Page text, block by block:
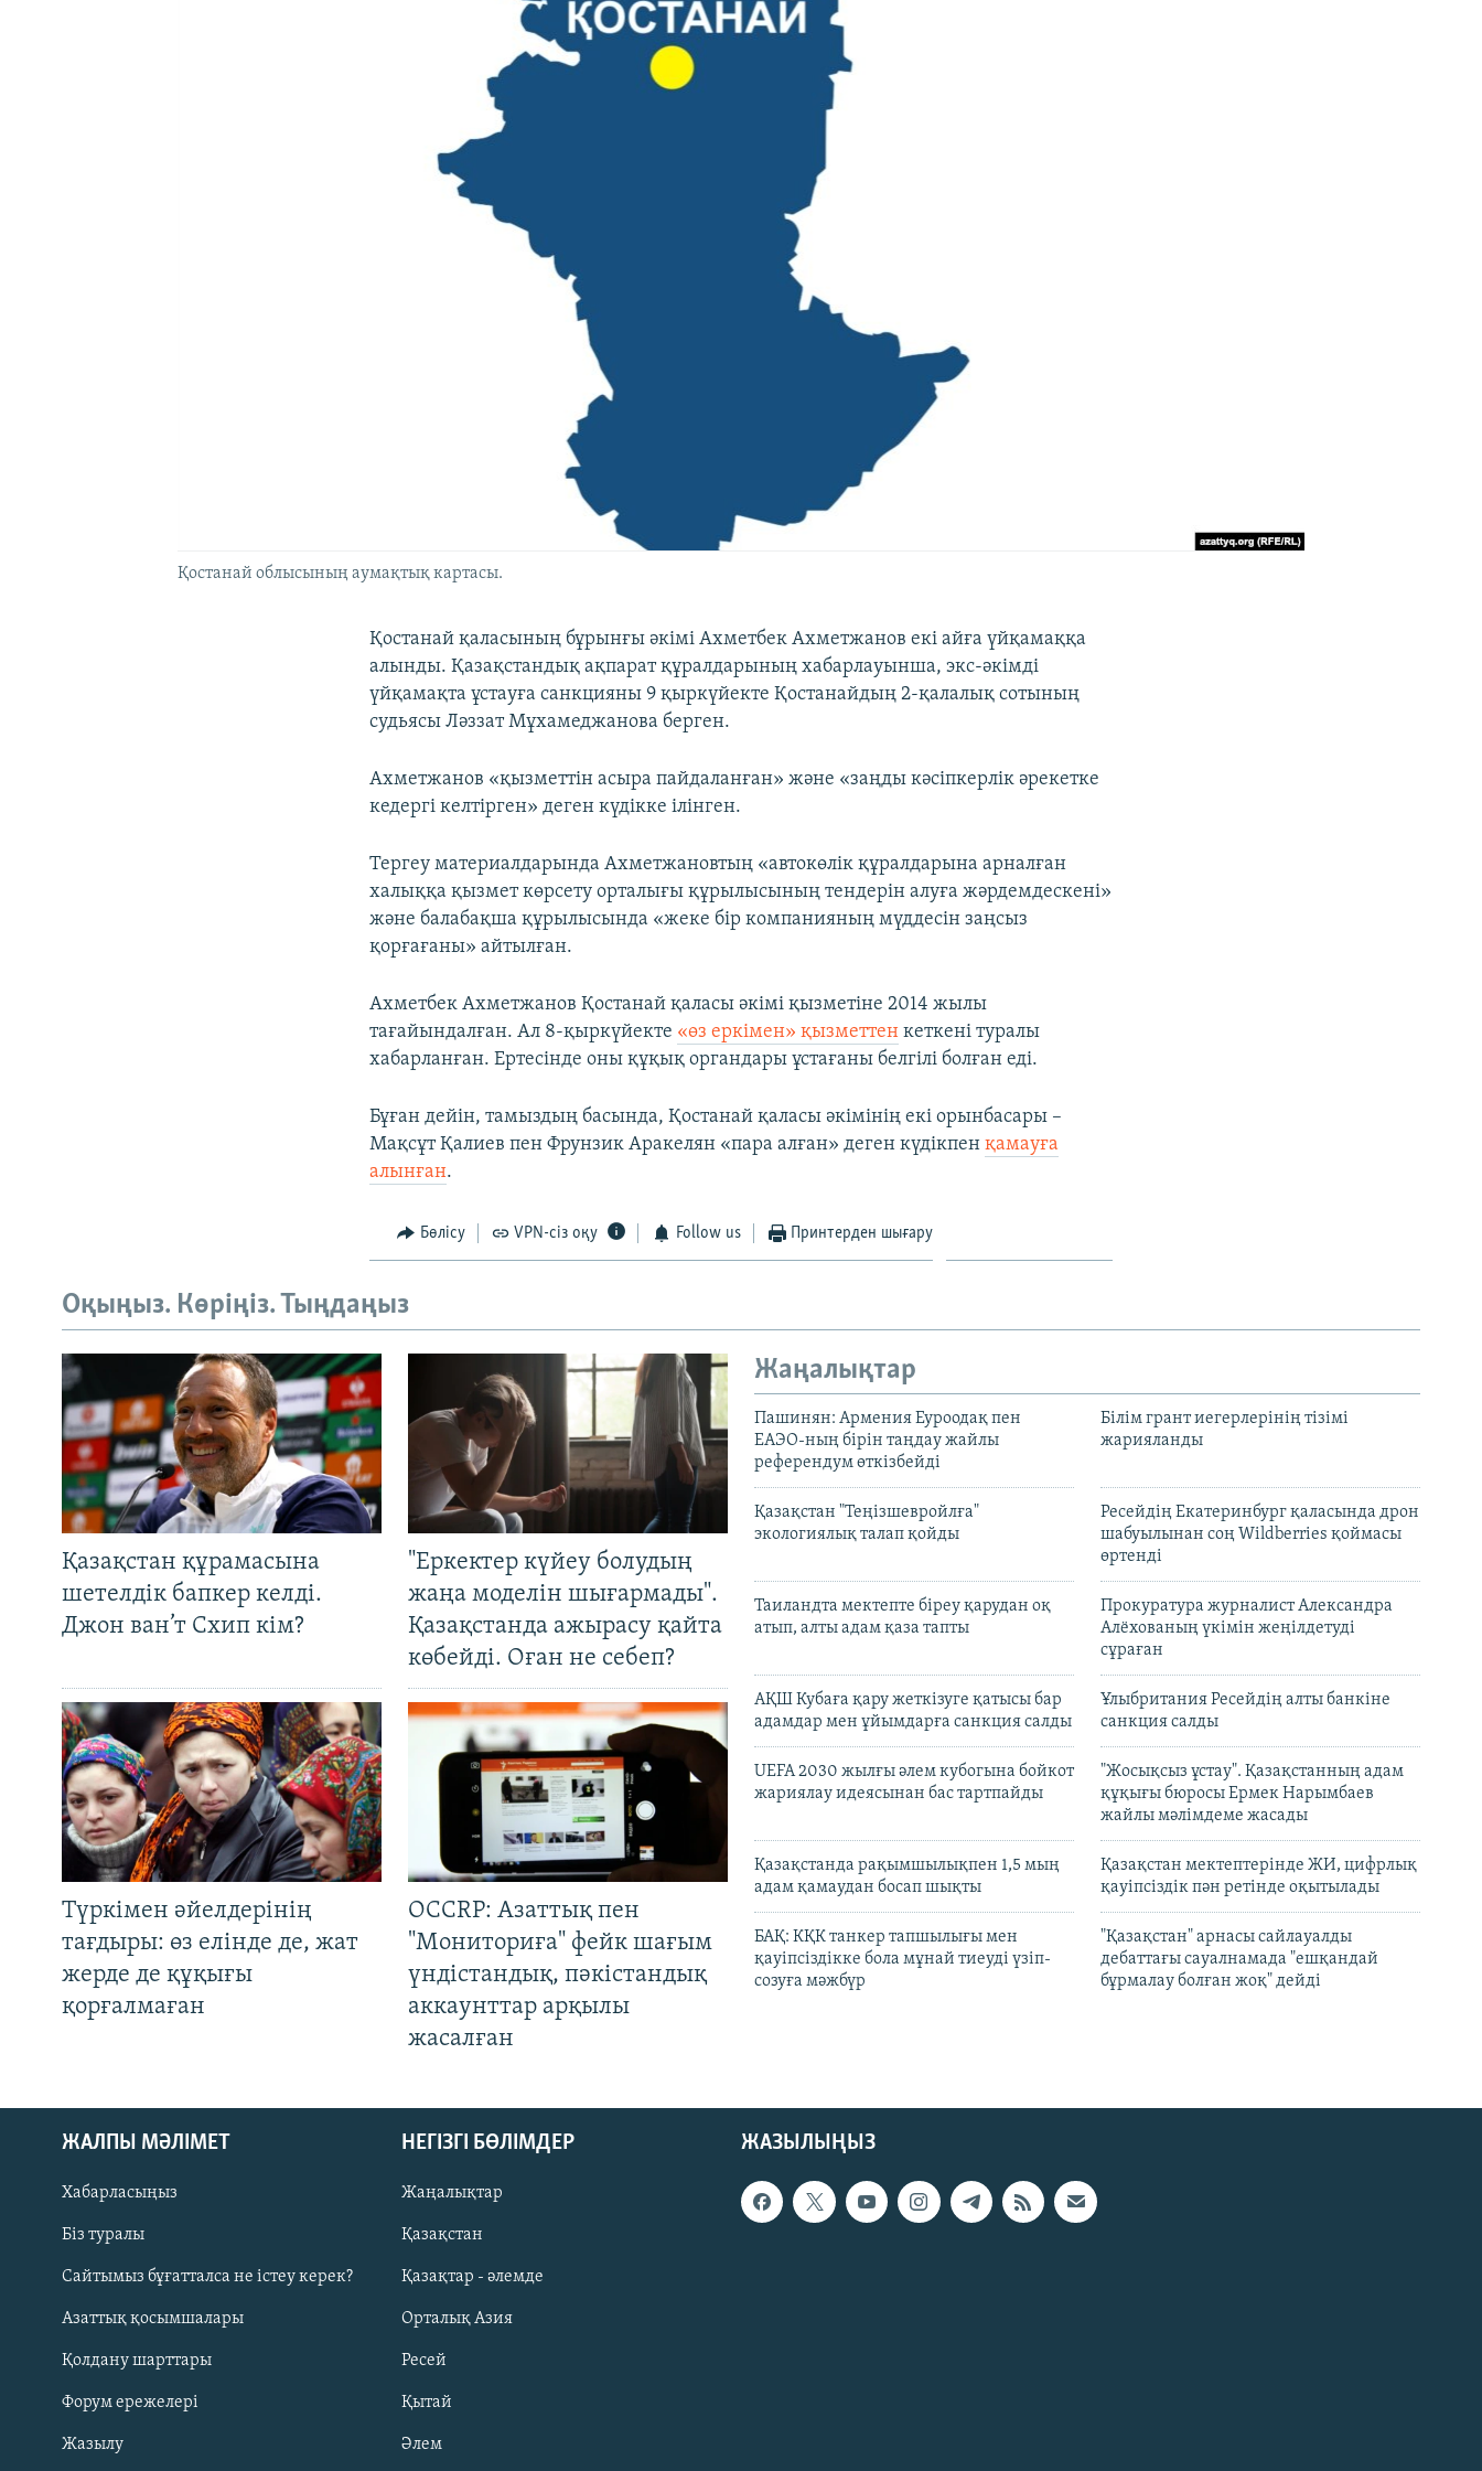
Русский
ЖАЗЫЛЫҢЫЗ
Қостанай облысының аумақтық картасы.
Қостанай қаласының бұрынғы әкімі Ахметбек Ахметжанов екі айға үйқамаққа
алынды. Қазақстандық ақпарат құралдарының хабарлауынша, экс-әкімді
үйқамақта ұстауға санкцияны 9 қыркүйекте Қостанайдың 2-қалалық сотының
судьясы Ләззат Мұхамеджанова берген.
Ахметжанов «қызметтін асыра пайдаланған» және «заңды кәсіпкерлік әрекетке
кедергі келтірген» деген күдікке ілінген.
Тергеу материалдарында Ахметжановтың «автокөлік құралдарына арналған
халыққа қызмет көрсету орталығы құрылысының тендерін алуға жәрдемдескені»
және балабақша құрылысында «жеке бір компанияның мүддесін заңсыз
қорғағаны» айтылған.
Ахметбек Ахметжанов Қостанай қаласы әкімі қызметіне 2014 жылы
тағайындалған. Ал 8-қыркүйекте «өз еркімен» қызметтен кеткені туралы
хабарланған. Ертесінде оны құқық органдары ұстағаны белгілі болған еді.
Бұған дейін, тамыздың басында, Қостанай қаласы әкімінің екі орынбасары –
Мақсұт Қалиев пен Фрунзик Аракелян «пара алған» деген күдікпенқамауға
алынған.
Бөлісу VPN-сіз оқу Follow us Принтерден шығару
Оқыңыз. Көріңіз. Тыңдаңыз
Қазақстан құрамасына
шетелдік бапкер келді.
Джон ван’т Схип кім?
"Еркектер күйеу болудың
жаңа моделін шығармады".
Қазақстанда ажырасу қайта
көбейді. Оған не себеп?
Түркімен әйелдерінің
тағдыры: өз елінде де, жат
жерде де құқығы
қорғалмаған
OCCRP: Азаттық пен
"Мониториға" фейк шағым
үндістандық, пәкістандық
аккаунттар арқылы
жасалған
Жаңалықтар
Пашинян: Армения Еуроодақ пен
ЕАЭО-ның бірін таңдау жайлы
референдум өткізбейді
Білім грант иегерлерінің тізімі
жарияланды
Қазақстан "Теңізшевройлға"
экологиялық талап қойды
Ресейдің Екатеринбург қаласында дрон
шабуылынан соң Wildberries қоймасы
өртенді
Таиландта мектепте біреу қарудан оқ
атып, алты адам қаза тапты
Прокуратура журналист Александра
Алёхованың үкімін жеңілдетуді
сұраған
АҚШ Кубаға қару жеткізуге қатысы бар
адамдар мен ұйымдарға санкция салды
Ұлыбритания Ресейдің алты банкіне
санкция салды
UEFA 2030 жылғы әлем кубогына бойкот
жариялау идеясынан бас тартпайды
"Жосықсыз ұстау". Қазақстанның адам
құқығы бюросы Ермек Нарымбаев
жайлы мәлімдеме жасады
Қазақстанда рақымшылықпен 1,5 мың
адам қамаудан босап шықты
Қазақстан мектептерінде ЖИ, цифрлық
қауіпсіздік пән ретінде оқытылады
БАҚ: КҚК танкер тапшылығы мен
қауіпсіздікке бола мұнай тиеуді үзіп-
созуға мәжбүр
"Қазақстан" арнасы сайлауалды
дебаттағы сауалнамада "ешқандай
бұрмалау болған жоқ" дейді
ЖАЗЫЛЫҢЫЗ
ЖАЛПЫ МӘЛІМЕТ
Хабарласыңыз
Біз туралы
Сайтымыз бұғатталса не істеу керек?
Азаттық қосымшалары
Қолдану шарттары
Форум ережелері
Жазылу
НЕГІЗГІ БӨЛІМДЕР
Жаңалықтар
Қазақстан
Қазақтар - әлемде
Орталық Азия
Ресей
Қытай
Әлем